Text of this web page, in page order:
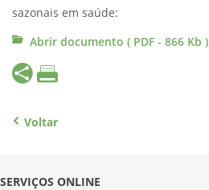
sazonais em saúde:
Abrir documento ( PDF - 866 Kb )
Voltar
SERVIÇOS ONLINE